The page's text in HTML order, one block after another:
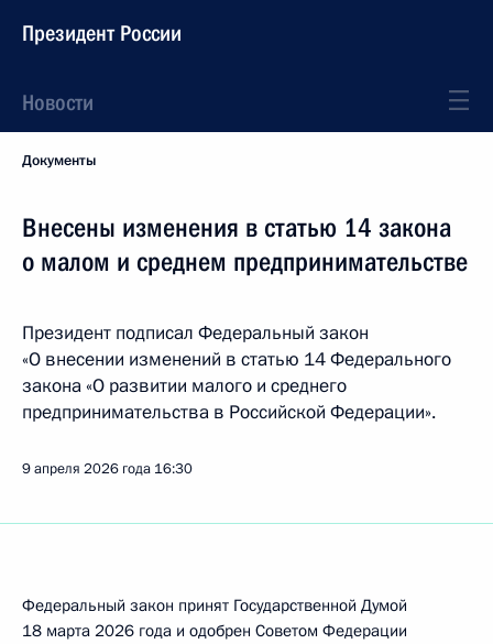
Президент России
Новости
Документы
Внесены изменения в статью 14 закона
о малом и среднем предпринимательстве
Президент подписал Федеральный закон
«О внесении изменений в статью 14 Федерального
закона «О развитии малого и среднего
предпринимательства в Российской Федерации».
9 апреля 2026 года 16:30
Федеральный закон принят Государственной Думой
18 марта 2026 года и одобрен Советом Федерации